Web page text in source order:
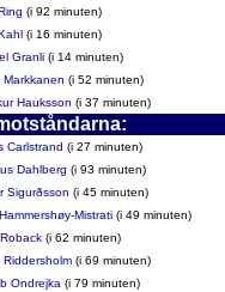
(i 92 minuten)
(i 16 minuten)
Granli (i 14 minuten)
Markkanen (i 52 minuten)
Hauksson (i 37 minuten)
Carlstrand (i 27 minuten)
Dahlberg (i 93 minuten)
Sigurðsson (i 45 minuten)
Mistrati (i 49 minuten)
(i 62 minuten)
Riddersholm (i 69 minuten)
Ondrejka (i 79 minuten)